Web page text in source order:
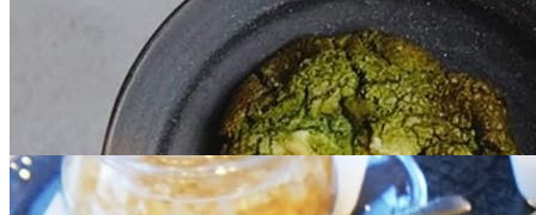
デジタルチケット カフェバー券 共通券